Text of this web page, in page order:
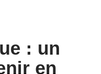
: un
en